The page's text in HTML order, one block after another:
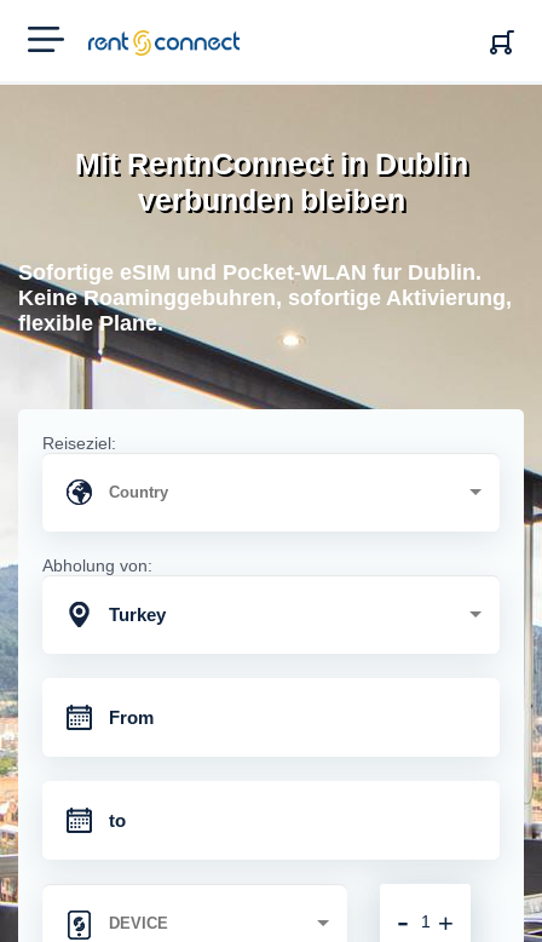
RENT'N
CONNECT
Mit RentnConnect in Dublin
verbunden bleiben
Sofortige eSIM und Pocket-WLAN fur Dublin.
Keine Roaminggebuhren, sofortige Aktivierung,
flexible Plane.
Reiseziel:
Abholung von:
Turkey
+
-